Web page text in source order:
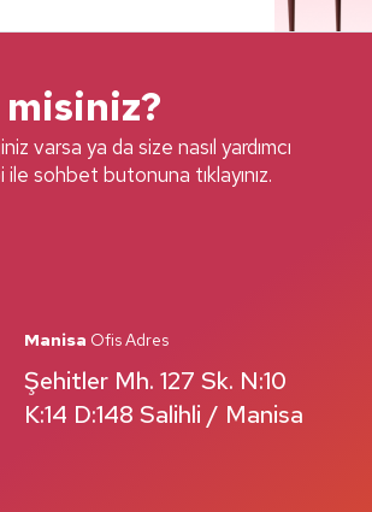
varsa ya da size nasıl yardımcı
sohbet butonuna tıklayınız.
Manisa Ofis Adres
Şehitler Mh. 127 Sk. N:10
K:14 D:148 Salihli / Manisa